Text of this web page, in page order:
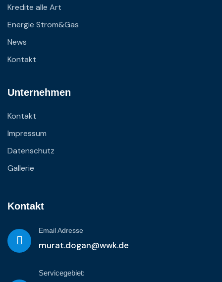
Kredite alle Art
Energie Strom&Gas
News
Kontakt
Unternehmen
Kontakt
Impressum
Datenschutz
Gallerie
Kontakt
Email Adresse
murat.dogan@wwk.de
Servicegebiet: